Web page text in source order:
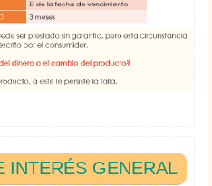
INTERÉS GENERAL